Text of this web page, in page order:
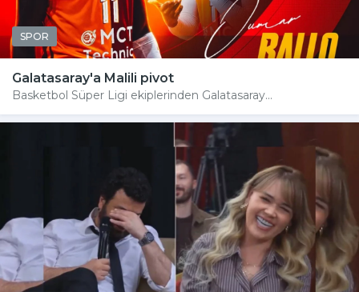
SPOR
Galatasaray'a Malili pivot
Basketbol Süper Ligi ekiplerinden Galatasaray...